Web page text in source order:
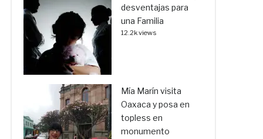
desventajas para
una Familia
12.2k views
Mía Marín visita
Oaxaca y posa en
topless en
monumento